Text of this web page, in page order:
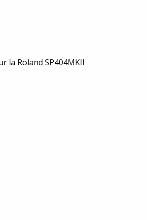
la Roland SP404MKII